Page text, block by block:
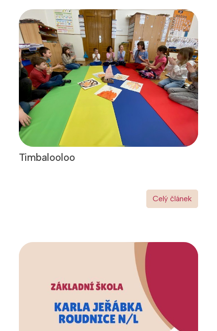
Timbalooloo
Celý článek